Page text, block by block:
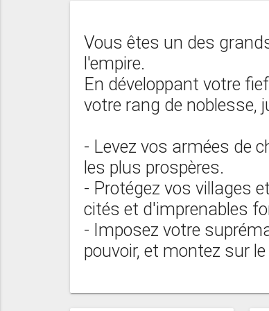
Vous êtes un des
l'empire.
En développant votre
votre rang de noblesse,
- Levez vos armées de
les plus prospères.
- Protégez vos villages
cités et d'imprenables
- Imposez votre
pouvoir, et montez sur